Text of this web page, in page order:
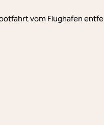
vom Flughafen